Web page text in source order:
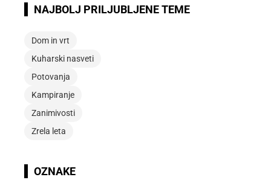
NAJBOLJ PRILJUBLJENE TEME
Dom in vrt
Kuharski nasveti
Potovanja
Kampiranje
Zanimivosti
Zrela leta
OZNAKE